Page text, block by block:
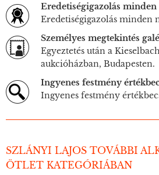
Eredetiségigazolás
Eredetiségigazolás minden
Személyes megtekintés
Egyeztetés után a
aukcióházban, Budapesten.
Ingyenes festmény
Ingyenes festmény
SZLÁNYI LAJOS TOVÁBBI
ÖTLET KATEGÓRIÁBAN